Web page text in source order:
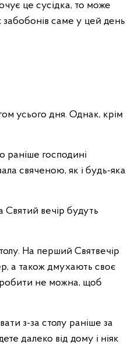
це сусідка, то може
саме у цей день
усього дня. Однак, крім
раніше господині
свяченою, як і будь-яка
вечір будуть
На перший Святвечір
а також дмухають своє
робити не можна, щоб
з-за столу раніше за
далеко від дому і ніяк